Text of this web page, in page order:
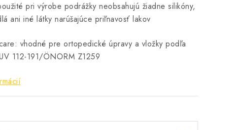
pri výrobe podrážky neobsahujú žiadne silikóny,
ani iné látky narúšajúce priľnavosť lakov
vhodné pre ortopedické úpravy a vložky podľa
112-191/ÖNORM Z1259